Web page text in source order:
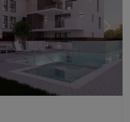
Next